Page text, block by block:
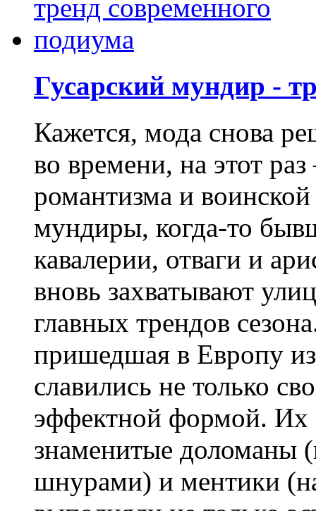
Гусарский мундир -
Кажется, мода снова
во времени, на этот
романтизма и
мундиры, когда-то
кавалерии, отваги и
вновь захватывают
главных трендов
пришедшая в Европу
славились не только
эффектной формой. Их
знаменитые доломаны
шнурами) и ментики